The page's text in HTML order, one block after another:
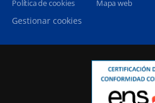
Política de cookies
Gestionar cookies
Mapa web